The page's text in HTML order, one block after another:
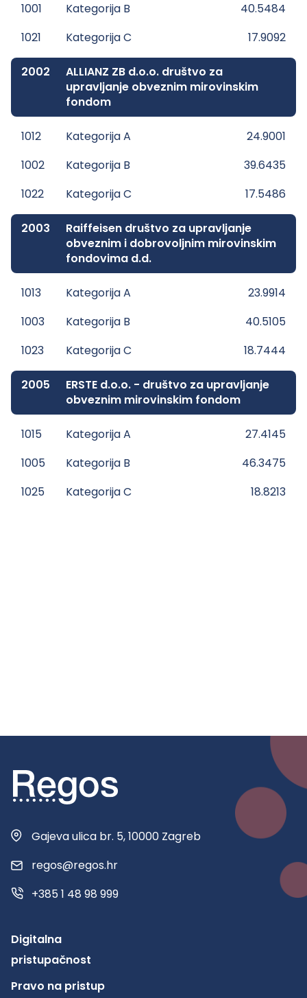
1001
Kategorija B
40.5484
1021
Kategorija C 17.9092
2002
ALLIANZ ZB d.o.o. društvo za
upravljanje obveznim mirovinskim
fondom
1012 Kategorija A
24.9001
1002
Kategorija B
39.6435
1022
Kategorija C 17.5486
2003
Raiffeisen društvo za upravljanje
obveznim i dobrovoljnim mirovinskim
fondovima d.d.
1013 Kategorija A
23.9914
1003
Kategorija B
40.5105
1023
Kategorija C 18.7444
2005
ERSTE d.o.o. - društvo za upravljanje
obveznim mirovinskim fondom
1015 Kategorija A
27.4145
1005
Kategorija B
46.3475
1025
Kategorija C 18.8213
Gajeva ulica br. 5, 10000 Zagreb
regos@regos.hr
+385 1 48 98 999
Digitalna
pristupačnost
Pravo na pristup